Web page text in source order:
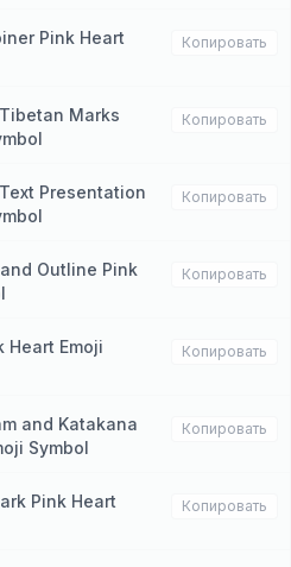
Pink Heart
Копировать
Marks
Копировать
Presentation
Копировать
Outline Pink
Копировать
Heart Emoji
Копировать
and Katakana
Symbol
Копировать
Pink Heart
Копировать